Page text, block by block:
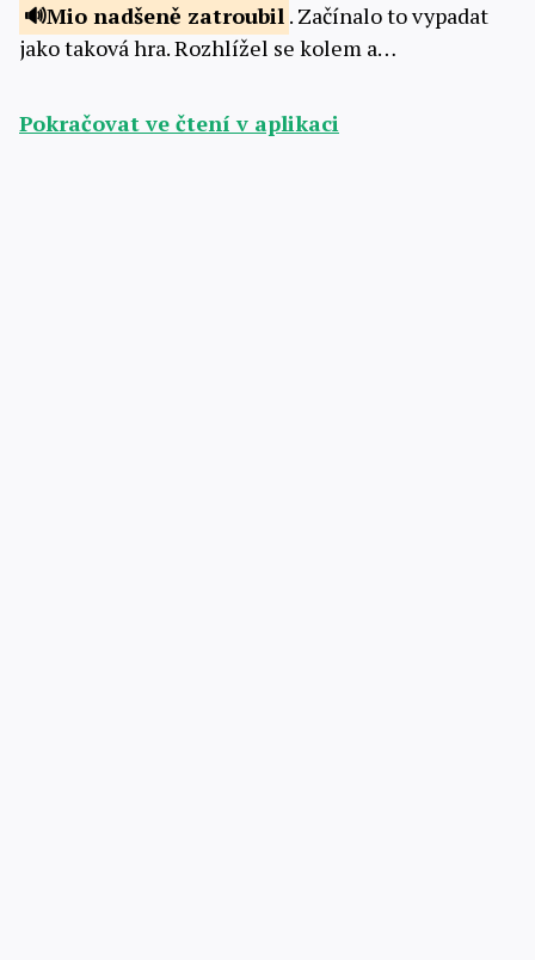
Mio nadšeně zatroubil . Začínalo to vypadat
jako taková hra. Rozhlížel se kolem a…
Pokračovat ve čtení v aplikaci